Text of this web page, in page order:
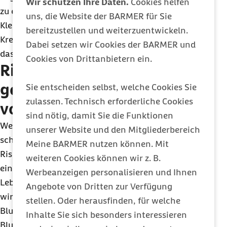
uns, die Website der BARMER für Sie
bereitzustellen und weiterzuentwickeln.
Dabei setzen wir Cookies der BARMER und
Cookies von Drittanbietern ein.
Sie entscheiden selbst, welche Cookies Sie
zulassen. Technisch erforderliche Cookies
sind nötig, damit Sie die Funktionen
unserer Website und den Mitgliederbereich
Meine BARMER nutzen können. Mit
weiteren Cookies können wir z. B.
Werbeanzeigen personalisieren und Ihnen
Angebote von Dritten zur Verfügung
stellen. Oder herausfinden, für welche
Inhalte Sie sich besonders interessieren
zu entlasten. Außerdem ist es ratsam, enge
Kleidung zu öffnen und unter Beobachtung des
Kreislaufs auf den Rettungsdienst zu warten. Auch
das Öffnen des Fensters kann Linderung schaffen.
Risikofaktoren durch eine
gesunde Lebensweise
vorbeugen
Wer sich bestmöglich vor einem Herzinfarkt
schützen möchte, sollte darauf achten,
Risikofaktoren zu minimieren. Doch auch nach
einem Herzinfarkt ist es essenziell, eine gesunde
Lebensweise zu verfolgen. Denn die Erkrankung
wird insbesondere durch Übergewicht,
Bluthochdruck und erhöhte Blutfette sowie
Blutzuckerwerte begünstigt. „Eine gesunde